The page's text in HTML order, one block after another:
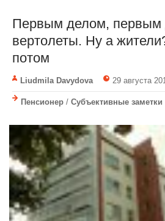
Первым делом, первым
вертолеты. Ну а
потом
Liudmila Davydova 29 августа
Пенсионер / Субъективные заметки